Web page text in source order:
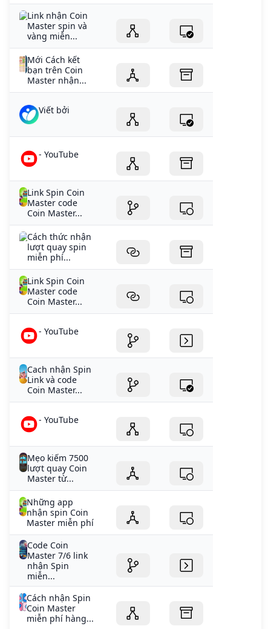
Link nhận Coin
Master spin và
vàng miễn...
Mới Cách kết
bạn trên Coin
Master nhận...
Viết bởi
- YouTube
Link Spin Coin
Master code
Coin Master...
Cách thức nhận
lượt quay spin
miễn phí...
Link Spin Coin
Master code
Coin Master...
- YouTube
Cach nhận Spin
Link và code
Coin Master...
- YouTube
Mẹo kiếm 7500
lượt quay Coin
Master từ...
Những app
nhận spin Coin
Master miễn phí
Code Coin
Master 7/6 link
nhận Spin
miễn...
Cách nhận Spin
Coin Master
miễn phí hàng...